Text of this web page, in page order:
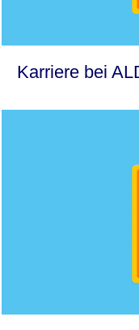
Karriere bei